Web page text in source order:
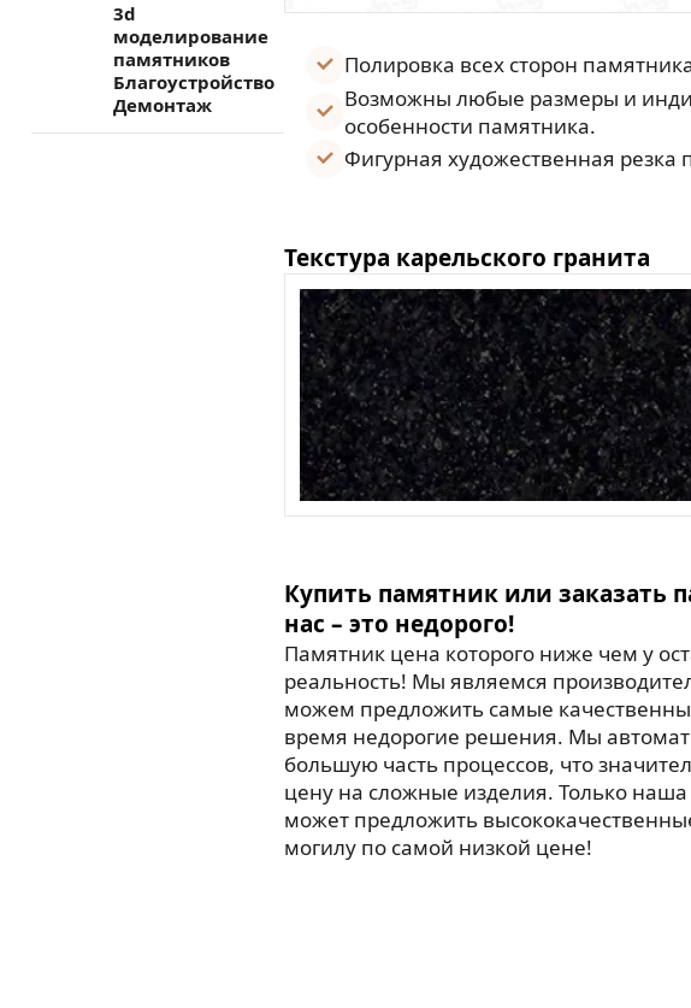
3d
моделирование
памятников
Благоустройство
Демонтаж
Полировка всех сторон
Возможны любые размеры и
особенности памятника.
Фигурная художественная резка
Текстура карельского гранита
Купить памятник или заказать
нас – это недорого!
Памятник цена которого ниже чем у
реальность! Мы являемся
можем предложить самые
время недорогие решения. Мы
большую часть процессов, что
цену на сложные изделия. Только
может предложить
могилу по самой низкой цене!